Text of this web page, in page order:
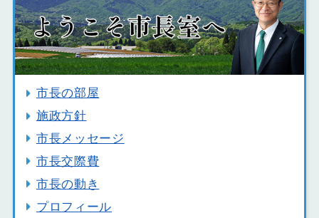
市長の部屋
施政方針
市長メッセージ
市長交際費
市長の動き
プロフィール